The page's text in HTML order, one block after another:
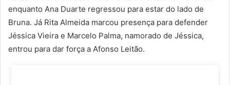
enquanto Ana Duarte regressou para estar do lado de
Bruna. Já Rita Almeida marcou presença para defender
Jéssica Vieira e Marcelo Palma, namorado de Jéssica,
entrou para dar força a Afonso Leitão.